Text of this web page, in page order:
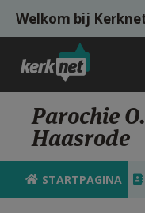
Overslaan en naar de
Welkom bij
KERK
Parochie
Haasrode
STARTPAGINA